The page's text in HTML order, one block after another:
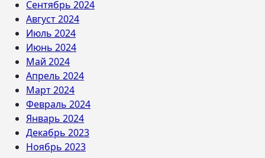
Сентябрь 2024
Август 2024
Июль 2024
Июнь 2024
Май 2024
Апрель 2024
Март 2024
Февраль 2024
Январь 2024
Декабрь 2023
Ноябрь 2023